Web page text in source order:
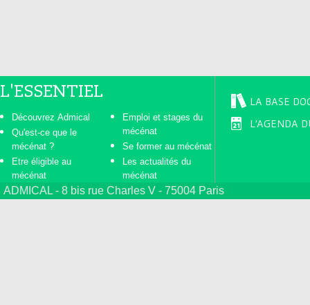
L'ESSENTIEL
Découvrez Admical
Qu'est-ce que le
mécénat ?
Etre éligible au
mécénat
Emploi et stages du
mécénat
Se former au mécénat
Les actualités du
mécénat
LA BASE
L'AGENDA
ADMICAL - 8 bis rue Charles V - 75004 Paris